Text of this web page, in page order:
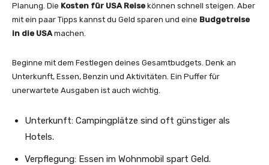
Planung. Die Kosten für USA Reise können schnell steigen. Aber
mit ein paar Tipps kannst du Geld sparen und eine Budgetreise
in die USA machen.
Beginne mit dem Festlegen deines Gesamtbudgets. Denk an
Unterkunft, Essen, Benzin und Aktivitäten. Ein Puffer für
unerwartete Ausgaben ist auch wichtig.
Unterkunft: Campingplätze sind oft günstiger als
Hotels.
Verpflegung: Essen im Wohnmobil spart Geld.